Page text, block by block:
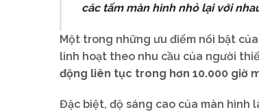
các tấm màn hình nhỏ lại với
Một trong những ưu điểm nổi bật
linh hoạt theo nhu cầu của người
động liên tục trong hơn 10.000 giờ
Đặc biệt, độ sáng cao của màn hình